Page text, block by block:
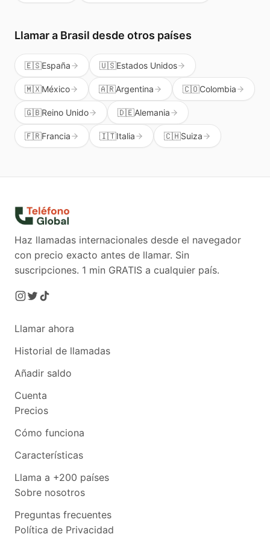
Llamar a Brasil desde otros países
🇪🇸España 🇺🇸Estados Unidos
🇲🇽México 🇦🇷Argentina 🇨🇴Colombia
🇬🇧Reino Unido 🇩🇪Alemania
🇫🇷Francia 🇮🇹Italia 🇨🇭Suiza
Haz llamadas internacionales desde el navegador
con precio exacto antes de llamar. Sin
suscripciones. 1 min GRATIS a cualquier país.
Llamar ahora
Historial de llamadas
Añadir saldo
Cuenta
Precios
Cómo funciona
Características
Llama a +200 países
Sobre nosotros
Preguntas frecuentes
Política de Privacidad